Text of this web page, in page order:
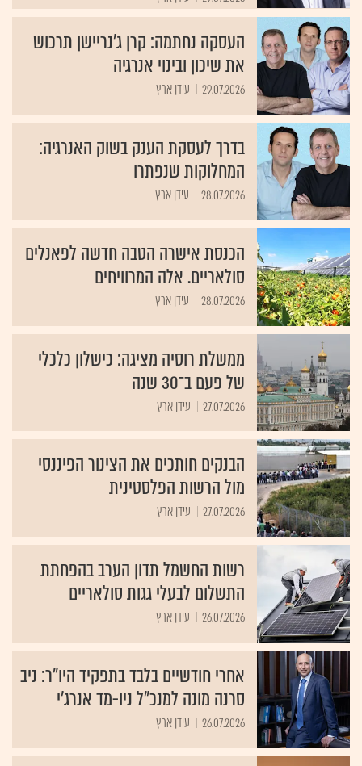
העסקה נחתמה: קרן ג’נריישן תרכוש
את שיכון ובינוי אנרגיה
29.07.2026 עידן ארץ
בדרך לעסקת הענק בשוק האנרגיה:
המחלוקות שנפתרו
28.07.2026 עידן ארץ
הכנסת אישרה הטבה חדשה לפאנלים
סולאריים. אלה המרוויחים
28.07.2026 עידן ארץ
ממשלת רוסיה מציגה: כישלון כלכלי
של פעם ב־30 שנה
27.07.2026 עידן ארץ
הבנקים חותכים את הצינור הפיננסי
מול הרשות הפלסטינית
27.07.2026 עידן ארץ
רשות החשמל תדון הערב בהפחתת
התשלום לבעלי גגות סולאריים
26.07.2026 עידן ארץ
אחרי חודשיים בלבד בתפקיד היו"ר: ניב
סרנה מונה למנכ"ל ניו-מד אנרג'י
26.07.2026 עידן ארץ